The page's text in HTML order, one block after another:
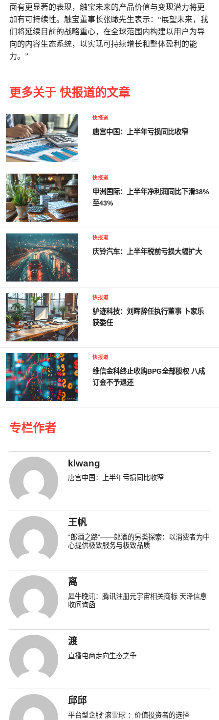
面有更显著的表现，触宝未来的产品价值与变现潜力将更
加有可持续性。触宝董事长张瞰先生表示：“展望未来，我
们将延续目前的战略重心，在全球范围内构建以用户为导
向的内容生态系统，以实现可持续增长和整体盈利的能
力。”
更多关于 快报道的文章
快报道
唐宫中国：上半年亏损同比收窄
快报道
申洲国际：上半年净利润同比下滑38%
至43%
快报道
庆铃汽车：上半年税前亏损大幅扩大
快报道
驴迹科技：刘晖辞任执行董事 卜家乐
获委任
快报道
维信金科终止收购BPG全部股权 八成
订金不予退还
专栏作者
klwang
唐宫中国：上半年亏损同比收窄
王帆
“郎酒之路”——郎酒的另类探索：以消费者为中
心提供极致服务与极致品质
离
犀牛晚讯：腾讯注册元宇宙相关商标 天泽信息
收问询函
渡
直播电商走向生态之争
邱邱
平台型企服“滚雪球”：价值投资者的选择